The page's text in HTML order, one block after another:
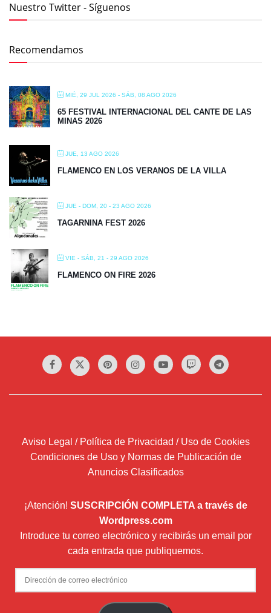
Nuestro Twitter - Síguenos
Recomendamos
MIÉ, 29 JUL 2026 - SÁB, 08 AGO 2026
65 FESTIVAL INTERNACIONAL DEL CANTE DE LAS
MINAS 2026
JUE, 13 AGO 2026
FLAMENCO EN LOS VERANOS DE LA VILLA
JUE - DOM, 20 - 23 AGO 2026
TAGARNINA FEST 2026
VIE - SÁB, 21 - 29 AGO 2026
FLAMENCO ON FIRE 2026
Aviso Legal / Política de Privacidad / Uso de Cookies
Condiciones de Uso y Normas de Publicación de
Anuncios Clasificados
¡Atención! SUSCRIPCIÓN COMPLETA a través de
Wordpress.com
Introduce tu correo electrónico y recibirás un email por
cada entrada que publiquemos.
Dirección
de